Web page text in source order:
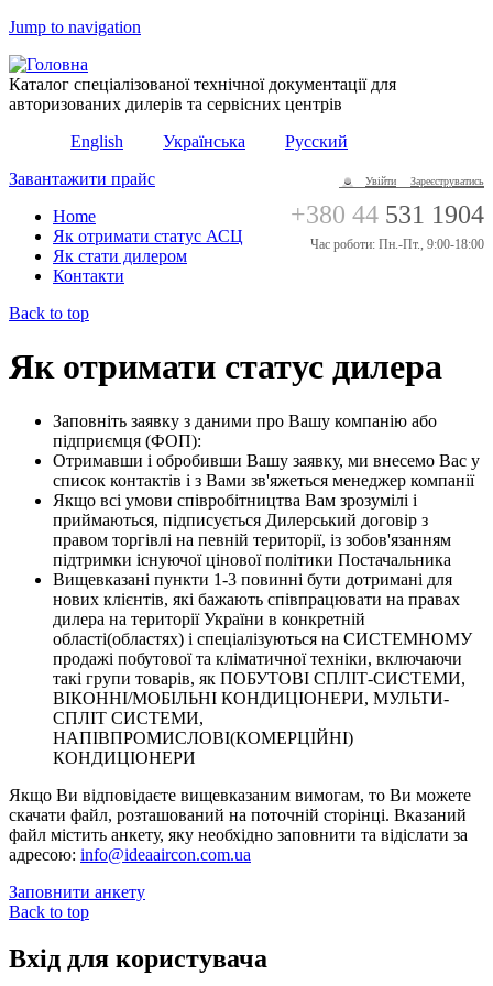
Jump to navigation
Каталог спеціалізованої технічної документації для
авторизованих дилерів та сервісних центрів
English
Українська Русский
Увійти Зареєструватись
+380 44 531 1904
Час роботи: Пн.-Пт., 9:00-18:00
Завантажити прайс
Home
Як отримати статус АСЦ
Як стати дилером
Контакти
Back to top
Як отримати статус дилера
Заповніть заявку з даними про Вашу компанію або
підприємця (ФОП):
Отримавши і обробивши Вашу заявку, ми внесемо Вас у
список контактів і з Вами зв'яжеться менеджер компанії
Якщо всі умови співробітництва Вам зрозумілі і
приймаються, підписується Дилерський договір з
правом торгівлі на певній території, із зобов'язанням
підтримки існуючої цінової політики Постачальника
Вищевказані пункти 1-3 повинні бути дотримані для
нових клієнтів, які бажають співпрацювати на правах
дилера на території України в конкретній
області(областях) і спеціалізуються на СИСТЕМНОМУ
продажі побутової та кліматичної техніки, включаючи
такі групи товарів, як ПОБУТОВІ СПЛІТ-СИСТЕМИ,
ВІКОННІ/МОБІЛЬНІ КОНДИЦІОНЕРИ, МУЛЬТИ-
СПЛІТ СИСТЕМИ,
НАПІВПРОМИСЛОВІ(КОМЕРЦІЙНІ)
КОНДИЦІОНЕРИ
Якщо Ви відповідаєте вищевказаним вимогам, то Ви можете
скачати файл, розташований на поточній сторінці. Вказаний
файл містить анкету, яку необхідно заповнити та відіслати за
адресою: info@ideaaircon.com.ua
Заповнити анкету
Back to top
Вхід для користувача